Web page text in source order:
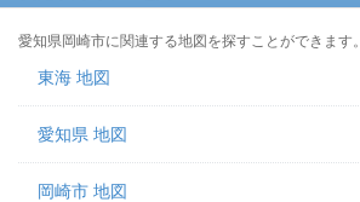
愛知県岡崎市に関連する地図を探すことができます。
東海 地図
愛知県 地図
岡崎市 地図